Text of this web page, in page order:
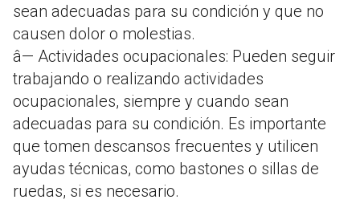
sean adecuadas para su condición y que no
causen dolor o molestias.
â— Actividades ocupacionales: Pueden seguir
trabajando o realizando actividades
ocupacionales, siempre y cuando sean
adecuadas para su condición. Es importante
que tomen descansos frecuentes y utilicen
ayudas técnicas, como bastones o sillas de
ruedas, si es necesario.